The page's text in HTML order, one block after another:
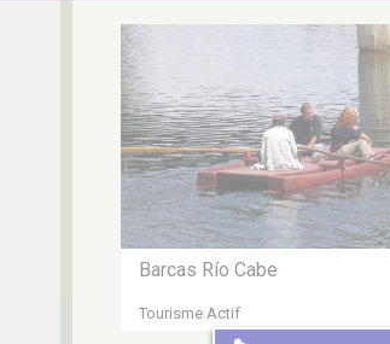
Barcas Río Cabe
Tourisme Actif